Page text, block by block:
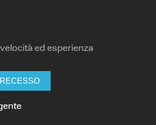
ed esperienza